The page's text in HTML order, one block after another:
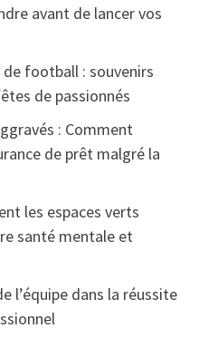
avant de lancer vos
football : souvenirs
de passionnés
: Comment
de prêt malgré la
les espaces verts
santé mentale et
l’équipe dans la réussite